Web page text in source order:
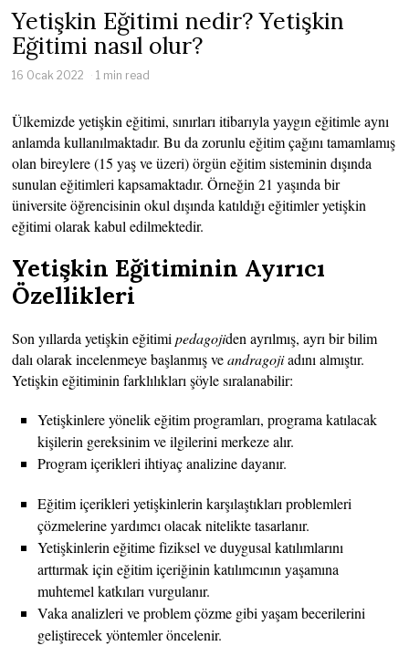
Yetişkin Eğitimi nedir? Yetişkin
Eğitimi nasıl olur?
16 Ocak 2022 1 min read
Ülkemizde yetişkin eğitimi, sınırları itibarıyla yaygın eğitimle aynı
anlamda kullanılmaktadır. Bu da zorunlu eğitim çağını tamamlamış
olan bireylere (15 yaş ve üzeri) örgün eğitim sisteminin dışında
sunulan eğitimleri kapsamaktadır. Örneğin 21 yaşında bir
üniversite öğrencisinin okul dışında katıldığı eğitimler yetişkin
eğitimi olarak kabul edilmektedir.
Yetişkin Eğitiminin Ayırıcı
Özellikleri
Son yıllarda yetişkin eğitimipedagojiden ayrılmış, ayrı bir bilim
dalı olarak incelenmeye başlanmış veandragojiadını almıştır.
Yetişkin eğitiminin farklılıkları şöyle sıralanabilir:
Yetişkinlere yönelik eğitim programları, programa katılacak
kişilerin gereksinim ve ilgilerini merkeze alır.
Program içerikleri ihtiyaç analizine dayanır.
Eğitim içerikleri yetişkinlerin karşılaştıkları problemleri
çözmelerine yardımcı olacak nitelikte tasarlanır.
Yetişkinlerin eğitime fiziksel ve duygusal katılımlarını
arttırmak için eğitim içeriğinin katılımcının yaşamına
muhtemel katkıları vurgulanır.
Vaka analizleri ve problem çözme gibi yaşam becerilerini
geliştirecek yöntemler öncelenir.